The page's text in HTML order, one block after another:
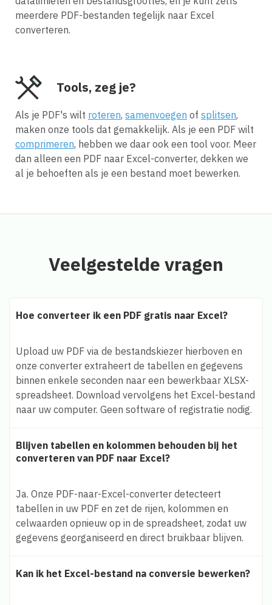
meerdere PDF-bestanden tegelijk naar Excel
converteren.
Tools, zeg je?
Als je PDF's wilt roteren, samenvoegen of splitsen,
maken onze tools dat gemakkelijk. Als je een PDF wilt
comprimeren, hebben we daar ook een tool voor. Meer
dan alleen een PDF naar Excel-converter, dekken we
al je behoeften als je een bestand moet bewerken.
Veelgestelde vragen
Hoe converteer ik een PDF gratis naar Excel?
Upload uw PDF via de bestandskiezer hierboven en
onze converter extraheert de tabellen en gegevens
binnen enkele seconden naar een bewerkbaar XLSX-
spreadsheet. Download vervolgens het Excel-bestand
naar uw computer. Geen software of registratie nodig.
Blijven tabellen en kolommen behouden bij het
converteren van PDF naar Excel?
Ja. Onze PDF-naar-Excel-converter detecteert
tabellen in uw PDF en zet de rijen, kolommen en
celwaarden opnieuw op in de spreadsheet, zodat uw
gegevens georganiseerd en direct bruikbaar blijven.
Kan ik het Excel-bestand na conversie bewerken?